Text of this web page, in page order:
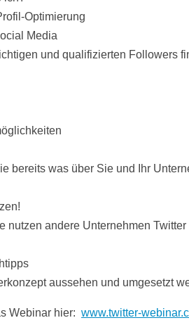
Optimierung
Media
und qualifizierten Followers
bereits was über Sie und Ihr
nutzen andere Unternehmen Twitter
aussehen und umgesetzt
Webinar hier: www.twitter-